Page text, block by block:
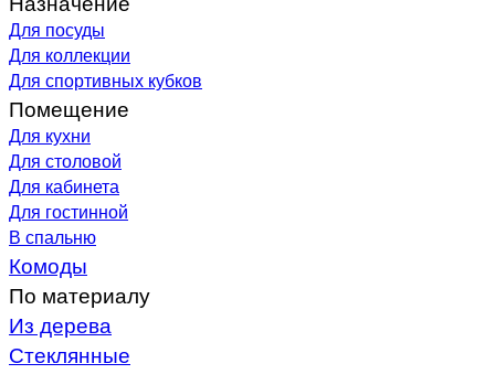
Для посуды
Для коллекции
Для спортивных кубков
Помещение
Для кухни
Для столовой
Для кабинета
Для гостинной
В спальню
Комоды
По материалу
Из дерева
Стеклянные